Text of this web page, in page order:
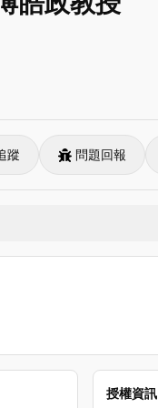
蹤 問題回報
授權資訊